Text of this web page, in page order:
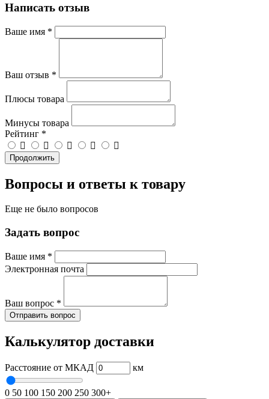
Написать отзыв
Ваше имя *
Ваш отзыв *
Плюсы товара
Минусы товара
Рейтинг *
Продолжить
Вопросы и ответы к товару
Еще не было вопросов
Задать вопрос
Ваше имя *
Электронная почта
Ваш вопрос *
Отправить вопрос
Калькулятор доставки
Расстояние от МКАД км
0 50 100 150 200 250 300+